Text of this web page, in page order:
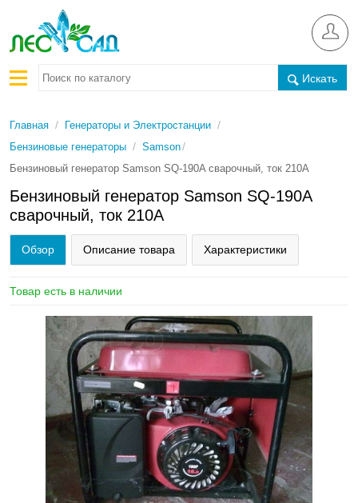
Искать
Главная / Генераторы и Электростанции /
Бензиновые генераторы / Samson/
Бензиновый генератор Samson SQ-190A сварочный, ток 210А
Бензиновый генератор Samson SQ-190A
сварочный, ток 210А
Обзор Описание товара Характеристики
Товар есть в наличии